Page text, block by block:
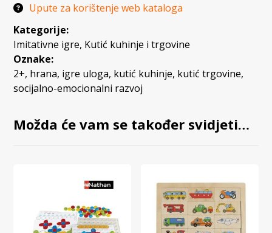
Upute za korištenje web kataloga
Kategorije:
Imitativne igre, Kutić kuhinje i trgovine
Oznake:
2+, hrana, igre uloga, kutić kuhinje, kutić trgovine,
socijalno-emocionalni razvoj
Možda će vam se također svidjeti…